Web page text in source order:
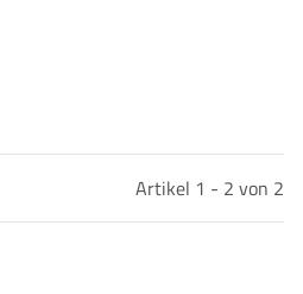
Artikel 1 - 2 von 2